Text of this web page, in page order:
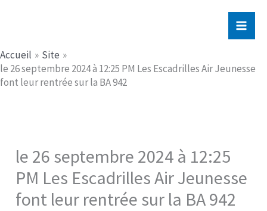
Accueil
Site
le 26 septembre 2024 à 12:25 PM Les Escadrilles Air Jeunesse
font leur rentrée sur la BA 942​
le 26 septembre 2024 à 12:25
PM Les Escadrilles Air Jeunesse
font leur rentrée sur la BA 942​